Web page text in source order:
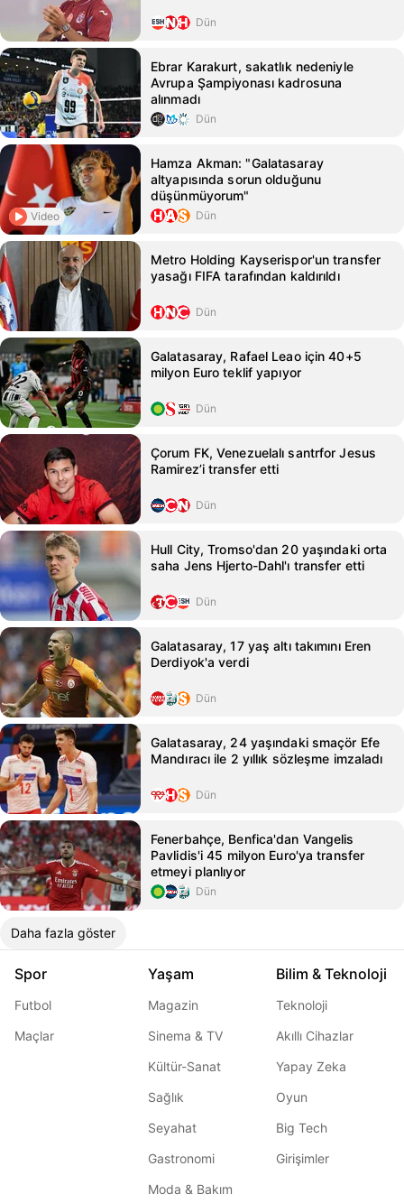
Dün
Ebrar Karakurt, sakatlık nedeniyle
Avrupa Şampiyonası kadrosuna
alınmadı
Dün
Video
Hamza Akman: "Galatasaray
altyapısında sorun olduğunu
düşünmüyorum"
Dün
Metro Holding Kayserispor'un transfer
yasağı FIFA tarafından kaldırıldı
Dün
Galatasaray, Rafael Leao için 40+5
milyon Euro teklif yapıyor
Dün
Çorum FK, Venezuelalı santrfor Jesus
Ramirez’i transfer etti
Dün
Hull City, Tromso'dan 20 yaşındaki orta
saha Jens Hjerto-Dahl'ı transfer etti
Dün
Galatasaray, 17 yaş altı takımını Eren
Derdiyok'a verdi
Dün
Galatasaray, 24 yaşındaki smaçör Efe
Mandıracı ile 2 yıllık sözleşme imzaladı
Dün
Fenerbahçe, Benfica'dan Vangelis
Pavlidis'i 45 milyon Euro'ya transfer
etmeyi planlıyor
Dün
Daha fazla göster
Spor
Futbol
Maçlar
Yaşam
Magazin
Sinema & TV
Kültür-Sanat
Sağlık
Seyahat
Gastronomi
Moda & Bakım
Bilim & Teknoloji
Teknoloji
Akıllı Cihazlar
Yapay Zeka
Oyun
Big Tech
Girişimler